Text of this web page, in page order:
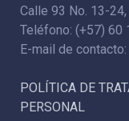
Calle 93 No. 13-
Teléfono: (+57) 60
E-mail de contacto:
POLÍTICA DE
PERSONAL